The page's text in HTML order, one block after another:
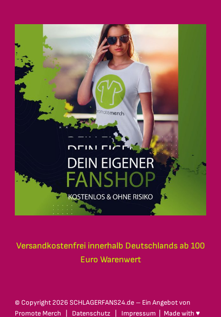
Versandkostenfrei innerhalb Deutschlands ab 100
Euro Warenwert
© Copyright 2026 SCHLAGERFANS24.de – Ein Angebot von
Promote Merch
Datenschutz Impressum | Made with ♥